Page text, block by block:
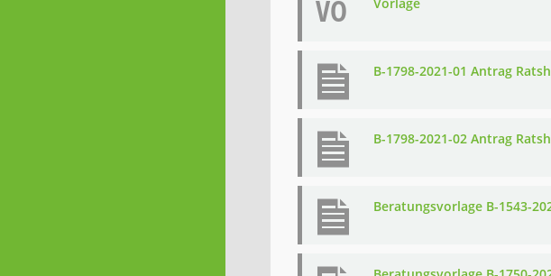
VO
B-1798-2021-01 Antrag
B-1798-2021-02 Antrag
Beratungsvorlage B-1543-